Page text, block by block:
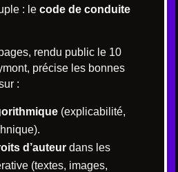
: le code de conduite
rendu public le 10
précise les bonnes
:
(explicabilité,
d’auteur dans les
(textes, images,